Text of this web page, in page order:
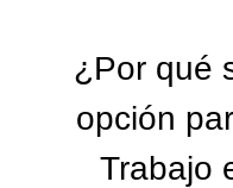
¿Por qué
opción
Trabajo